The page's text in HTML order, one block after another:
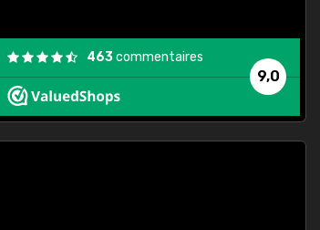
9,0
463commentaires